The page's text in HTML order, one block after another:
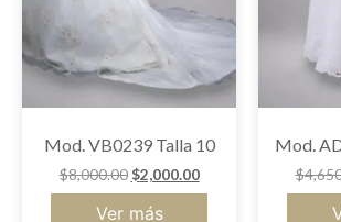
Mod. VB0239 Talla 10
$8,000.00 $2,000.00
Ver más
Mod.
$